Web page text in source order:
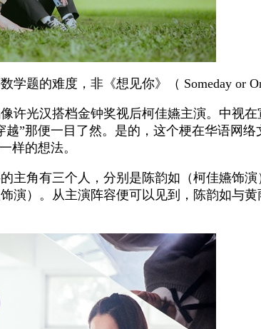
题的难度，非《想见你》（ Someday or
光汉搭档金钟奖视后柯佳嬿主演。中视
那便一目了然。是的，这个梗在华语网
样的想法。
主角有三个人，分别是陈韵如（柯佳嬿饰
演）。从主演阵容便可以见到，陈韵如与